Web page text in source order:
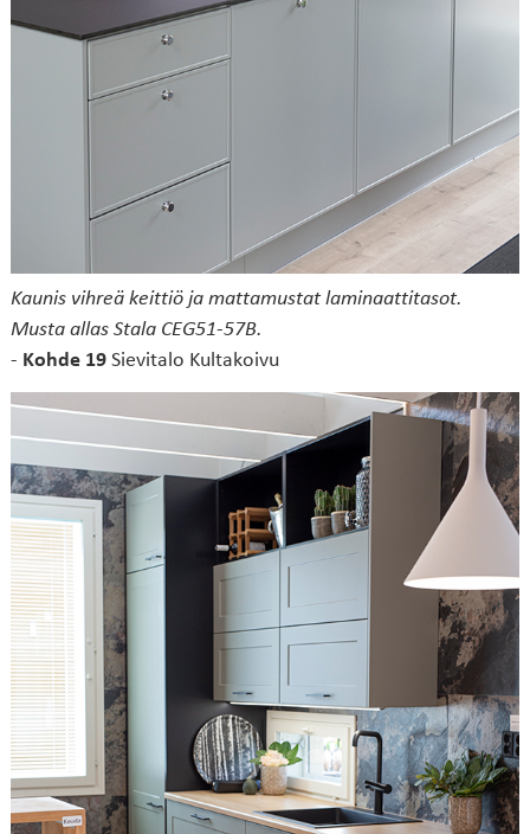
Kaunis vihreä keittiö ja mattamustat laminaattitasot.
Musta allas Stala CEG51-57B.
- Kohde 19Sievitalo Kultakoivu